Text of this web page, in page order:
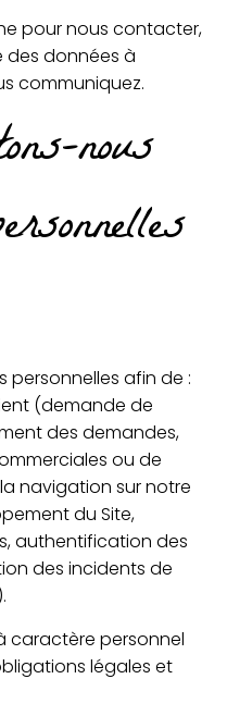
pour nous contacter,
des données à
communiquez.
nous
personnelles afin de :
(demande de
des demandes,
ou de
navigation sur notre
du Site,
authentification des
des incidents de
caractère personnel
légales et